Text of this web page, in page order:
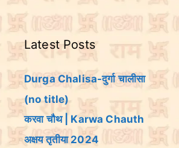
Latest Posts
Durga Chalisa-दुर्गा चालीसा
(no title)
करवा चौथ | Karwa Chauth
अक्षय तृतीया 2024